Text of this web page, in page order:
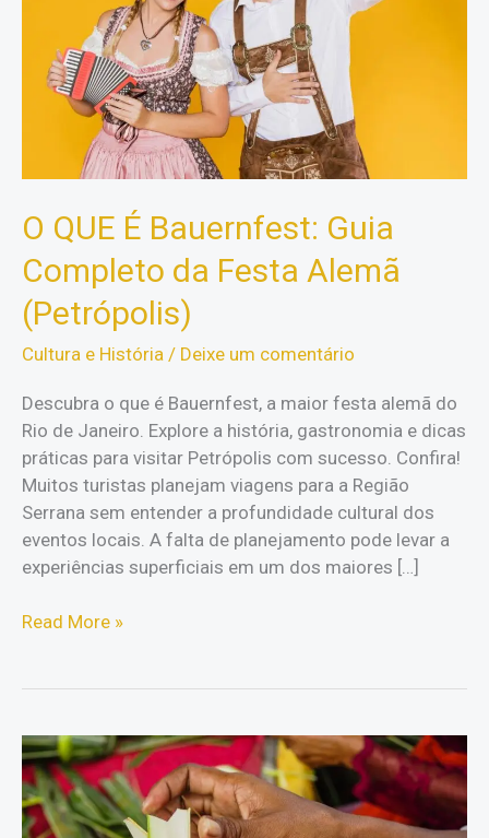
O QUE É Bauernfest: Guia
Completo da Festa Alemã
(Petrópolis)
Cultura e História / Deixe um comentário
Descubra o que é Bauernfest, a maior festa alemã do
Rio de Janeiro. Explore a história, gastronomia e dicas
práticas para visitar Petrópolis com sucesso. Confira!
Muitos turistas planejam viagens para a Região
Serrana sem entender a profundidade cultural dos
eventos locais. A falta de planejamento pode levar a
experiências superficiais em um dos maiores […]
O
Guia
Completo
da
Festa
Read More »